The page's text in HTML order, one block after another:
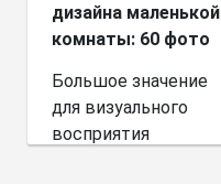
дизайна маленькой
комнаты: 60 фото
Большое значение
для визуального
восприятия